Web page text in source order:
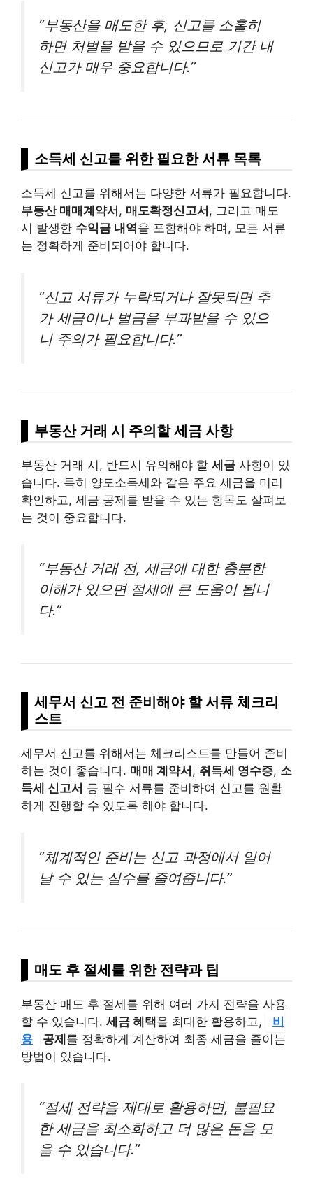
“부동산을 매도한 후, 신고를 소홀히
하면 처벌을 받을 수 있으므로 기간 내
신고가 매우 중요합니다.”
소득세 신고를 위한 필요한 서류 목록
소득세 신고를 위해서는 다양한 서류가 필요합니다.
부동산 매매계약서 , 매도확정신고서 , 그리고 매도
시 발생한 수익금 내역을 포함해야 하며, 모든 서류
는 정확하게 준비되어야 합니다.
“신고 서류가 누락되거나 잘못되면 추
가 세금이나 벌금을 부과받을 수 있으
니 주의가 필요합니다.”
부동산 거래 시 주의할 세금 사항
부동산 거래 시, 반드시 유의해야 할 세금 사항이 있
습니다. 특히 양도소득세와 같은 주요 세금을 미리
확인하고, 세금 공제를 받을 수 있는 항목도 살펴보
는 것이 중요합니다.
“부동산 거래 전, 세금에 대한 충분한
이해가 있으면 절세에 큰 도움이 됩니
다.”
세무서 신고 전 준비해야 할 서류 체크리
스트
세무서 신고를 위해서는 체크리스트를 만들어 준비
하는 것이 좋습니다. 매매 계약서 , 취득세 영수증, 소
득세 신고서 등 필수 서류를 준비하여 신고를 원활
하게 진행할 수 있도록 해야 합니다.
“체계적인 준비는 신고 과정에서 일어
날 수 있는 실수를 줄여줍니다.”
매도 후 절세를 위한 전략과 팁
부동산 매도 후 절세를 위해 여러 가지 전략을 사용
할 수 있습니다. 세금 혜택을 최대한 활용하고,
비
용
공제를 정확하게 계산하여 최종 세금을 줄이는
방법이 있습니다.
“절세 전략을 제대로 활용하면, 불필요
한 세금을 최소화하고 더 많은 돈을 모
을 수 있습니다.”